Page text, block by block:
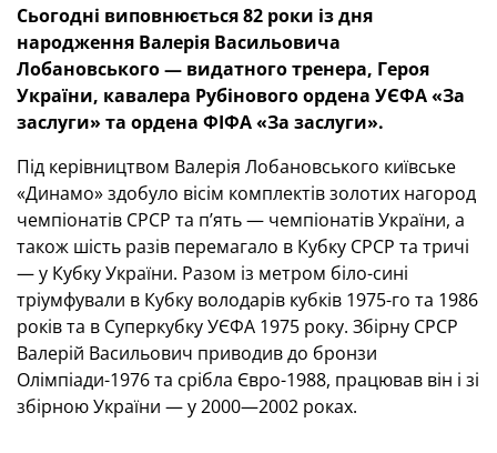
Сьогодні виповнюється 82 роки із дня
народження Валерія Васильовича
Лобановського — видатного тренера, Героя
України, кавалера Рубінового ордена УЄФА «За
заслуги» та ордена ФІФА «За заслуги».
Під керівництвом Валерія Лобановського київське
«Динамо» здобуло вісім комплектів золотих нагород
чемпіонатів СРСР та п’ять — чемпіонатів України, а
також шість разів перемагало в Кубку СРСР та тричі
— у Кубку України. Разом із метром біло-сині
тріумфували в Кубку володарів кубків 1975-го та 1986
років та в Суперкубку УЄФА 1975 року. Збірну СРСР
Валерій Васильович приводив до бронзи
Олімпіади-1976 та срібла Євро-1988, працював він і зі
збірною України — у 2000—2002 роках.